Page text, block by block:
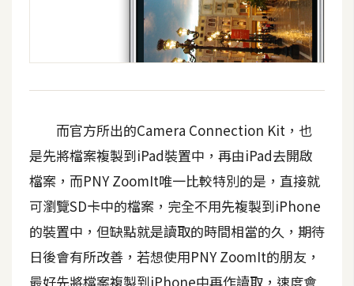
而官方所出的Camera Connection Kit，也
是先將檔案複製到iPad裝置中，再由iPad去開啟
檔案，而PNY ZoomIt唯一比較特別的是，直接就
可瀏覽SD卡中的檔案，完全不用先複製到iPhone
的裝置中，但缺點就是讀取的時間相當的久，期待
日後會有所改善，若想使用PNY ZoomIt的朋友，
最好先將檔案複製到iPhone中再作讀取，速度會